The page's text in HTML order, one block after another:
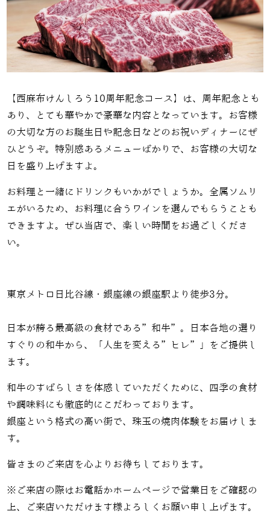
【西麻布けんしろう10周年記念コース】は、周年記念とも
あり、とても華やかで豪華な内容となっています。お客様
の大切な方のお誕生日や記念日などのお祝いディナーにぜ
ひどうぞ。特別感あるメニューばかりで、お客様の大切な
日を盛り上げますよ。
お料理と一緒にドリンクもいかがでしょうか。全属ソムリ
エがいるため、お料理に合うワインを選んでもらうことも
できますよ。ぜひ当店で、楽しい時間をお過ごしくださ
い。
東京メトロ日比谷線・銀座線の銀座駅より徒歩3分。
日本が誇る最高級の食材である”和牛”。日本各地の選り
すぐりの和牛から、「人生を変える”ヒレ”」をご提供し
ます。
和牛のすばらしさを体感していただくために、四季の食材
や調味料にも徹底的にこだわっております。
銀座という格式の高い街で、珠玉の焼肉体験をお届けしま
す。
皆さまのご来店を心よりお待ちしております。
※ご来店の際はお電話かホームページで営業日をご確認の
上、ご来店いただけます様よろしくお願い申し上げます。